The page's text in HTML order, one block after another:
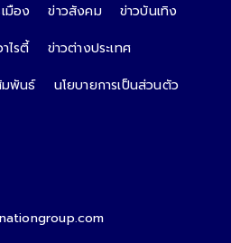
มือง ข่าวสังคม
ข่าวบันเทิง
ไรตี้
ข่าวต่างประเทศ
มพันธ์ นโยบายการเป็นส่วนตัว